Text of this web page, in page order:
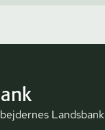
Landsbank